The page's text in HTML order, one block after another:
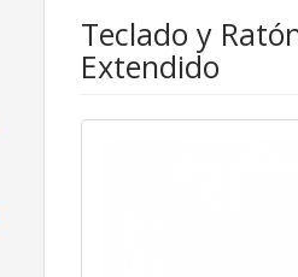
Teclado y
Extendido